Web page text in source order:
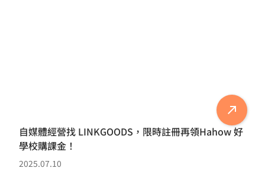
自媒體經營找 LINKGOODS，限時註冊再領Hahow 好
學校購課金！
2025.07.10